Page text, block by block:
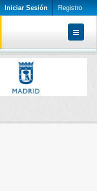
Iniciar Sesión Registro